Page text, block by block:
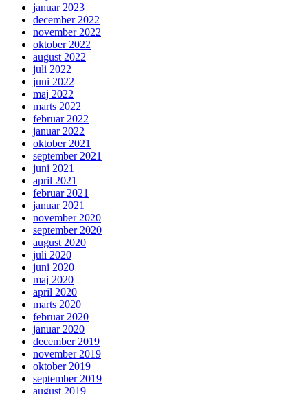
januar 2023
december 2022
november 2022
oktober 2022
august 2022
juli 2022
juni 2022
maj 2022
marts 2022
februar 2022
januar 2022
oktober 2021
september 2021
juni 2021
april 2021
februar 2021
januar 2021
november 2020
september 2020
august 2020
juli 2020
juni 2020
maj 2020
april 2020
marts 2020
februar 2020
januar 2020
december 2019
november 2019
oktober 2019
september 2019
august 2019